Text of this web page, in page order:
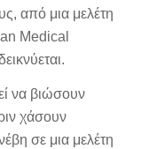
από μια μελέτη
Medical
να βιώσουν
χάσουν
σε μια μελέτη